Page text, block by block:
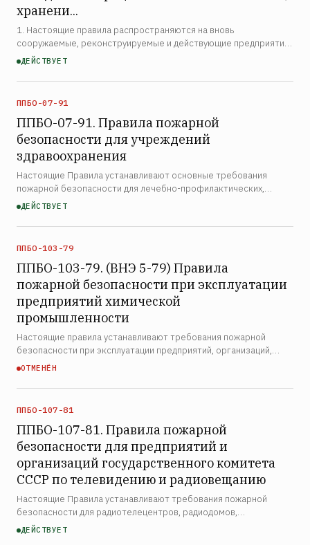
хранени...
1. Настоящие правила распространяются на вновь
сооружаемые, реконструируемые и действующие предприятия,
включая складские здания и сооружения Министерства местной
Роспромсове…
ДЕЙСТВУЕТ
ППБО-07-91
ППБО-07-91. Правила пожарной
безопасности для учреждений
здравоохранения
Настоящие Правила устанавливают основные требования
пожарной безопасности для лечебно-профилактических,
санитарно-профилактических, аптечных и детских учреждений,
ДЕЙСТВУЕТ
ППБО-103-79
ППБО-103-79. (ВНЭ 5-79) Правила
пожарной безопасности при эксплуатации
предприятий химической
промышленности
Настоящие правила устанавливают требования пожарной
безопасности при эксплуатации предприятий, организаций,
лабораторий, опытных и исследовательских установок
все де…
ОТМЕНЁН
ППБО-107-81
ППБО-107-81. Правила пожарной
безопасности для предприятий и
организаций государственного комитета
СССР по телевидению и радиовещанию
Настоящие Правила устанавливают требования пожарной
безопасности для радиотелецентров, радиодомов,
спецавтобаз, редакций, студий телевизионных фильмов,
ДЕЙСТВУЕТ